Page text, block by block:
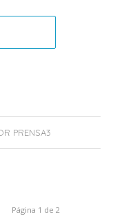
PRENSA3
Página 1 de 2